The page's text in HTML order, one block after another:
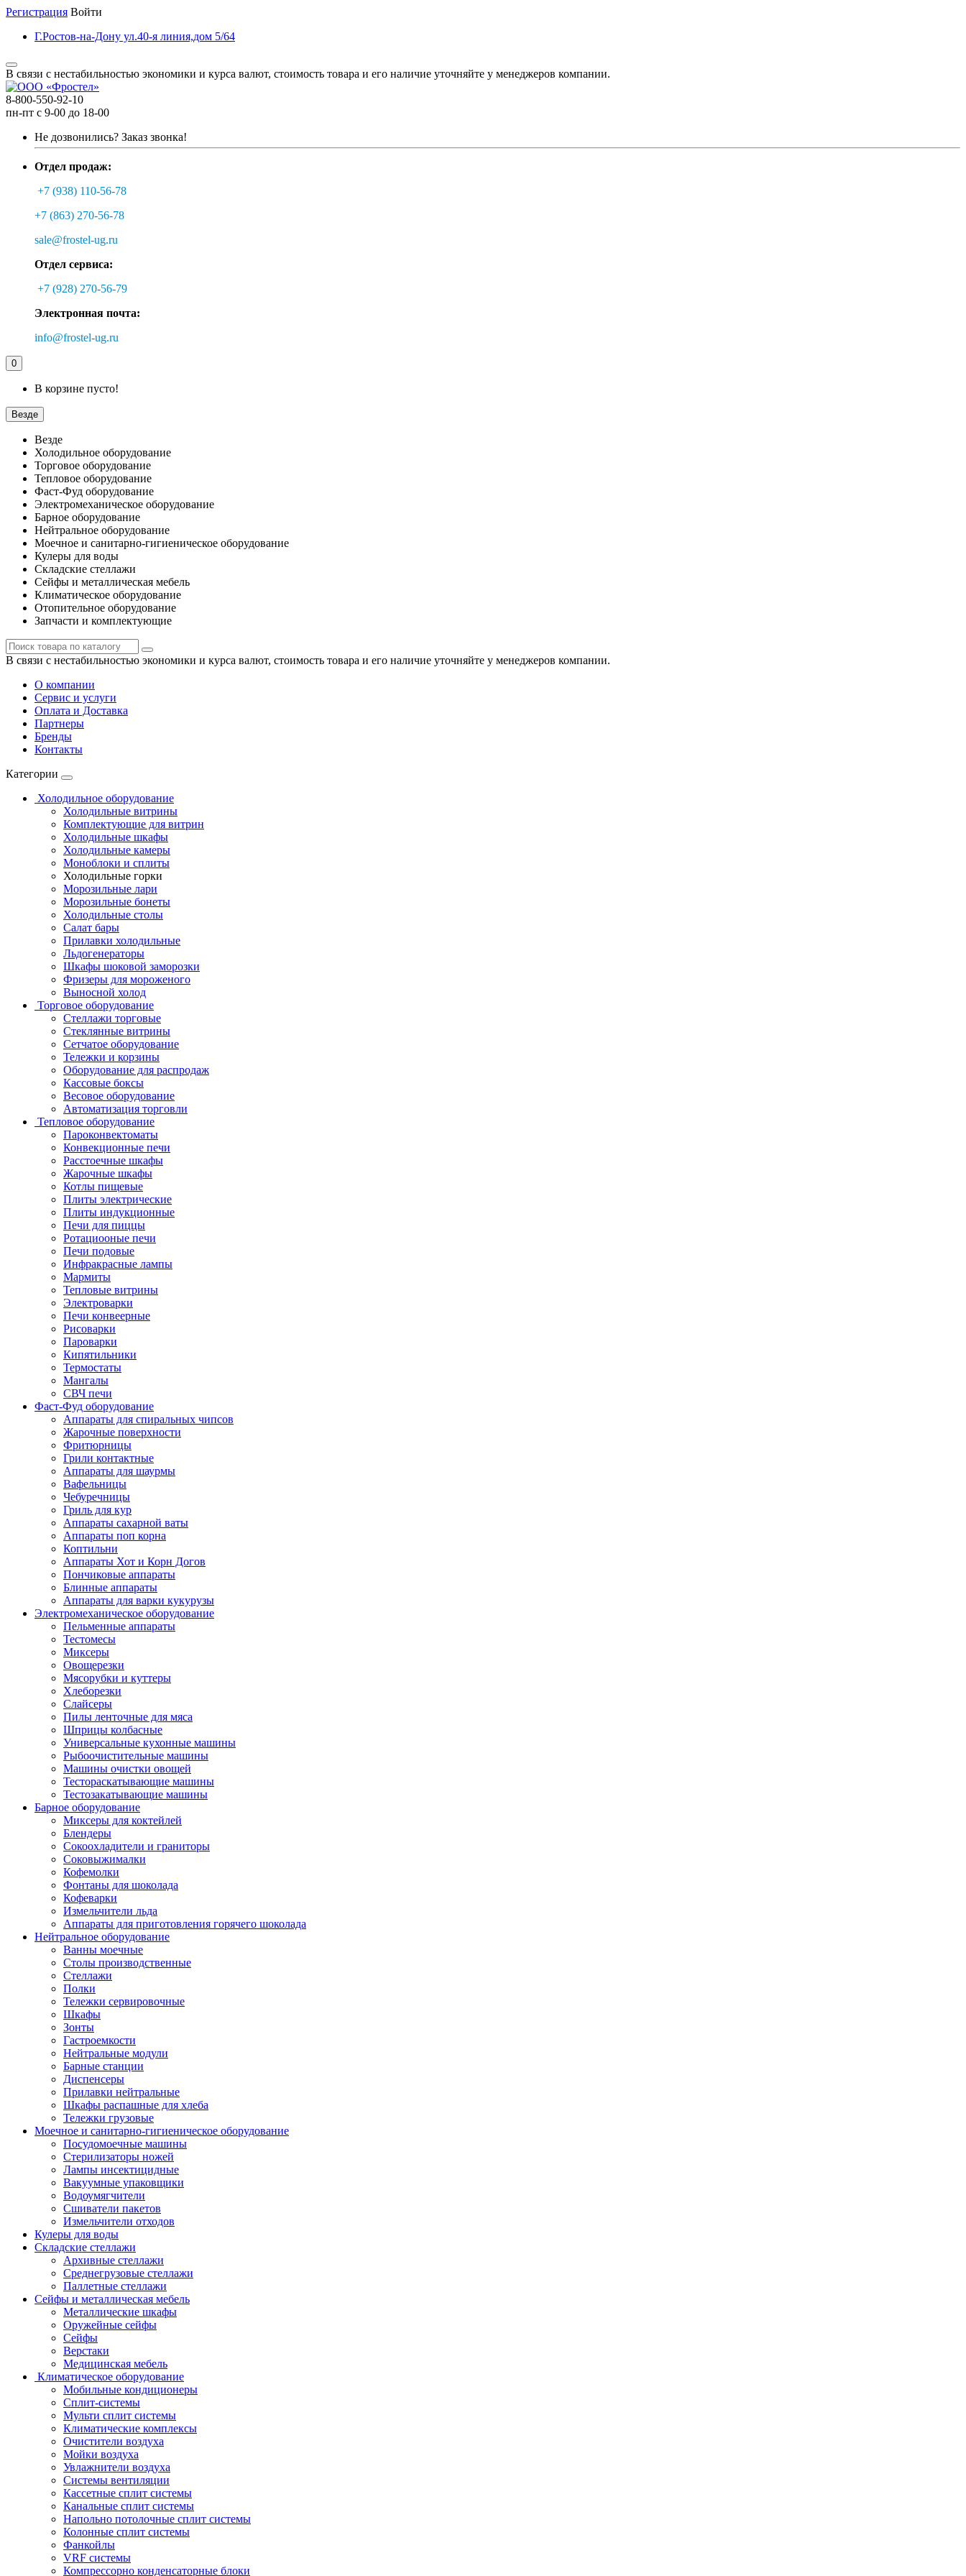
Регистрация Войти
Г.Ростов-на-Дону ул.40-я линия,дом 5/64
В связи с нестабильностью экономики и курса валют, стоимость товара и его наличие уточняйте у менеджеров компании.
8-800-550-92-10
пн-пт с 9-00 до 18-00
Не дозвонились? Заказ звонка!
Отдел продаж:
+7 (938) 110-56-78
+7 (863) 270-56-78
sale@frostel-ug.ru
Отдел сервиса:
+7 (928) 270-56-79
Электронная почта:
info@frostel-ug.ru
0
В корзине пусто!
Везде
Везде
Холодильное оборудование
Торговое оборудование
Тепловое оборудование
Фаст-Фуд оборудование
Электромеханическое оборудование
Барное оборудование
Нейтральное оборудование
Моечное и санитарно-гигиеническое оборудование
Кулеры для воды
Складские стеллажи
Сейфы и металлическая мебель
Климатическое оборудование
Отопительное оборудование
Запчасти и комплектующие
В связи с нестабильностью экономики и курса валют, стоимость товара и его наличие уточняйте у менеджеров компании.
О компании
Сервис и услуги
Оплата и Доставка
Партнеры
Бренды
Контакты
Категории
Холодильное оборудование
Холодильные витрины
Комплектующие для витрин
Холодильные шкафы
Холодильные камеры
Моноблоки и сплиты
Холодильные горки
Морозильные лари
Морозильные бонеты
Холодильные столы
Салат бары
Прилавки холодильные
Льдогенераторы
Шкафы шоковой заморозки
Фризеры для мороженого
Выносной холод
Торговое оборудование
Стеллажи торговые
Стеклянные витрины
Сетчатое оборудование
Тележки и корзины
Оборудование для распродаж
Кассовые боксы
Весовое оборудование
Автоматизация торговли
Тепловое оборудование
Пароконвектоматы
Конвекционные печи
Расстоечные шкафы
Жарочные шкафы
Котлы пищевые
Плиты электрические
Плиты индукционные
Печи для пиццы
Ротациооные печи
Печи подовые
Инфракрасные лампы
Мармиты
Тепловые витрины
Электроварки
Печи конвеерные
Рисоварки
Пароварки
Кипятильники
Термостаты
Мангалы
СВЧ печи
Фаст-Фуд оборудование
Аппараты для спиральных чипсов
Жарочные поверхности
Фритюрницы
Грили контактные
Аппараты для шаурмы
Вафельницы
Чебуречницы
Гриль для кур
Аппараты сахарной ваты
Аппараты поп корна
Коптильни
Аппараты Хот и Корн Догов
Пончиковые аппараты
Блинные аппараты
Аппараты для варки кукурузы
Электромеханическое оборудование
Пельменные аппараты
Тестомесы
Миксеры
Овощерезки
Мясорубки и куттеры
Хлеборезки
Слайсеры
Пилы ленточные для мяса
Шприцы колбасные
Универсальные кухонные машины
Рыбоочистительные машины
Машины очистки овощей
Тестораскатывающие машины
Тестозакатывающие машины
Барное оборудование
Миксеры для коктейлей
Блендеры
Сокоохладители и граниторы
Соковыжималки
Кофемолки
Фонтаны для шоколада
Кофеварки
Измельчители льда
Аппараты для приготовления горячего шоколада
Нейтральное оборудование
Ванны моечные
Столы производственные
Стеллажи
Полки
Тележки сервировочные
Шкафы
Зонты
Гастроемкости
Нейтральные модули
Барные станции
Диспенсеры
Прилавки нейтральные
Шкафы распашные для хлеба
Тележки грузовые
Моечное и санитарно-гигиеническое оборудование
Посудомоечные машины
Стерилизаторы ножей
Лампы инсектицидные
Вакуумные упаковщики
Водоумягчители
Сшиватели пакетов
Измельчители отходов
Кулеры для воды
Складские стеллажи
Архивные стеллажи
Среднегрузовые стеллажи
Паллетные стеллажи
Сейфы и металлическая мебель
Металлические шкафы
Оружейные сейфы
Сейфы
Верстаки
Медицинская мебель
Климатическое оборудование
Мобильные кондиционеры
Сплит-системы
Мульти сплит системы
Климатические комплексы
Очистители воздуха
Мойки воздуха
Увлажнители воздуха
Системы вентиляции
Кассетные сплит системы
Канальные сплит системы
Напольно потолочные сплит системы
Колонные сплит системы
Фанкойлы
VRF системы
Компрессорно конденсаторные блоки